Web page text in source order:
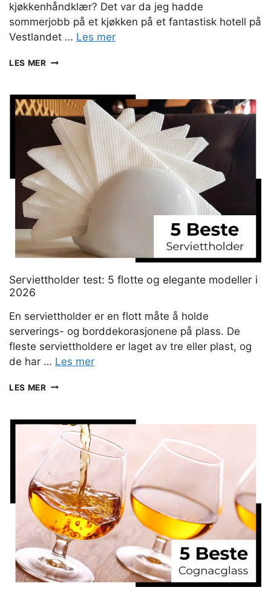
kjøkkenhåndklær? Det var da jeg hadde
sommerjobb på et kjøkken på et fantastisk hotell på
Vestlandet … Les mer
LES MERKJØKKENHÅNDKLE
HURTIGTØRKENDE
OG
GODE
HÅNDKLÆR
(2024)
Serviettholder test: 5 flotte og elegante modeller i
2026
En serviettholder er en flott måte å holde
serverings- og borddekorasjonene på plass. De
fleste serviettholdere er laget av tre eller plast, og
de har … Les mer
LES MERSERVIETTHOLDER
FLOTTE
ELEGANTE
MODELLER
2026